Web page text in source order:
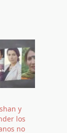
y
los
no